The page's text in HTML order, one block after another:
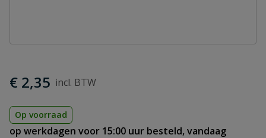
€ 2,35
Op voorraad
op werkdagen voor 15:00 uur besteld, vandaag